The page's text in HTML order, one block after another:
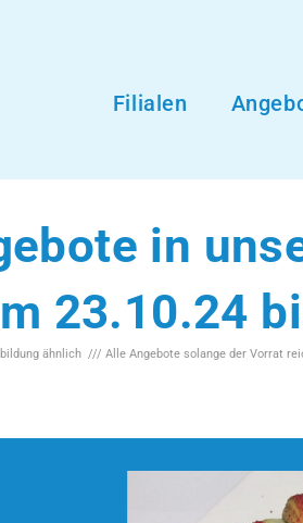
Filialen
in
23.10.24
ähnlich /// Alle Angebote solange der Vorrat